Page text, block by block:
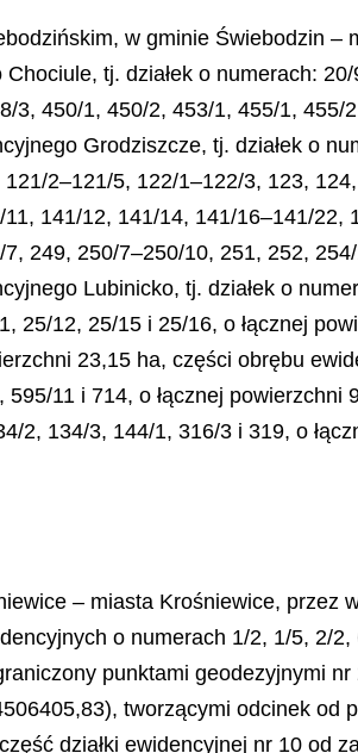
w gminie Świebodzin –
tj. działek o numerach:
3, 450/1, 450/2, 453/1, 455/1, 455/
Grodziszcze, tj. działek o
2–121/5, 122/1–122/3, 123,
141/12, 141/14, 141/16–141/
249, 250/7–250/10, 251, 252,
Lubinicko, tj. działek o
25/12, 25/15 i 25/16, o łącznej
23,15 ha, części obrębu
11 i 714, o łącznej powierzchni
2, 134/3, 144/1, 316/3 i 319, o
– miasta Krośniewice, przez
o numerach 1/2, 1/5, 2/
punktami geodezyjnymi
tworzącymi odcinek od
działki ewidencyjnej nr 10 od